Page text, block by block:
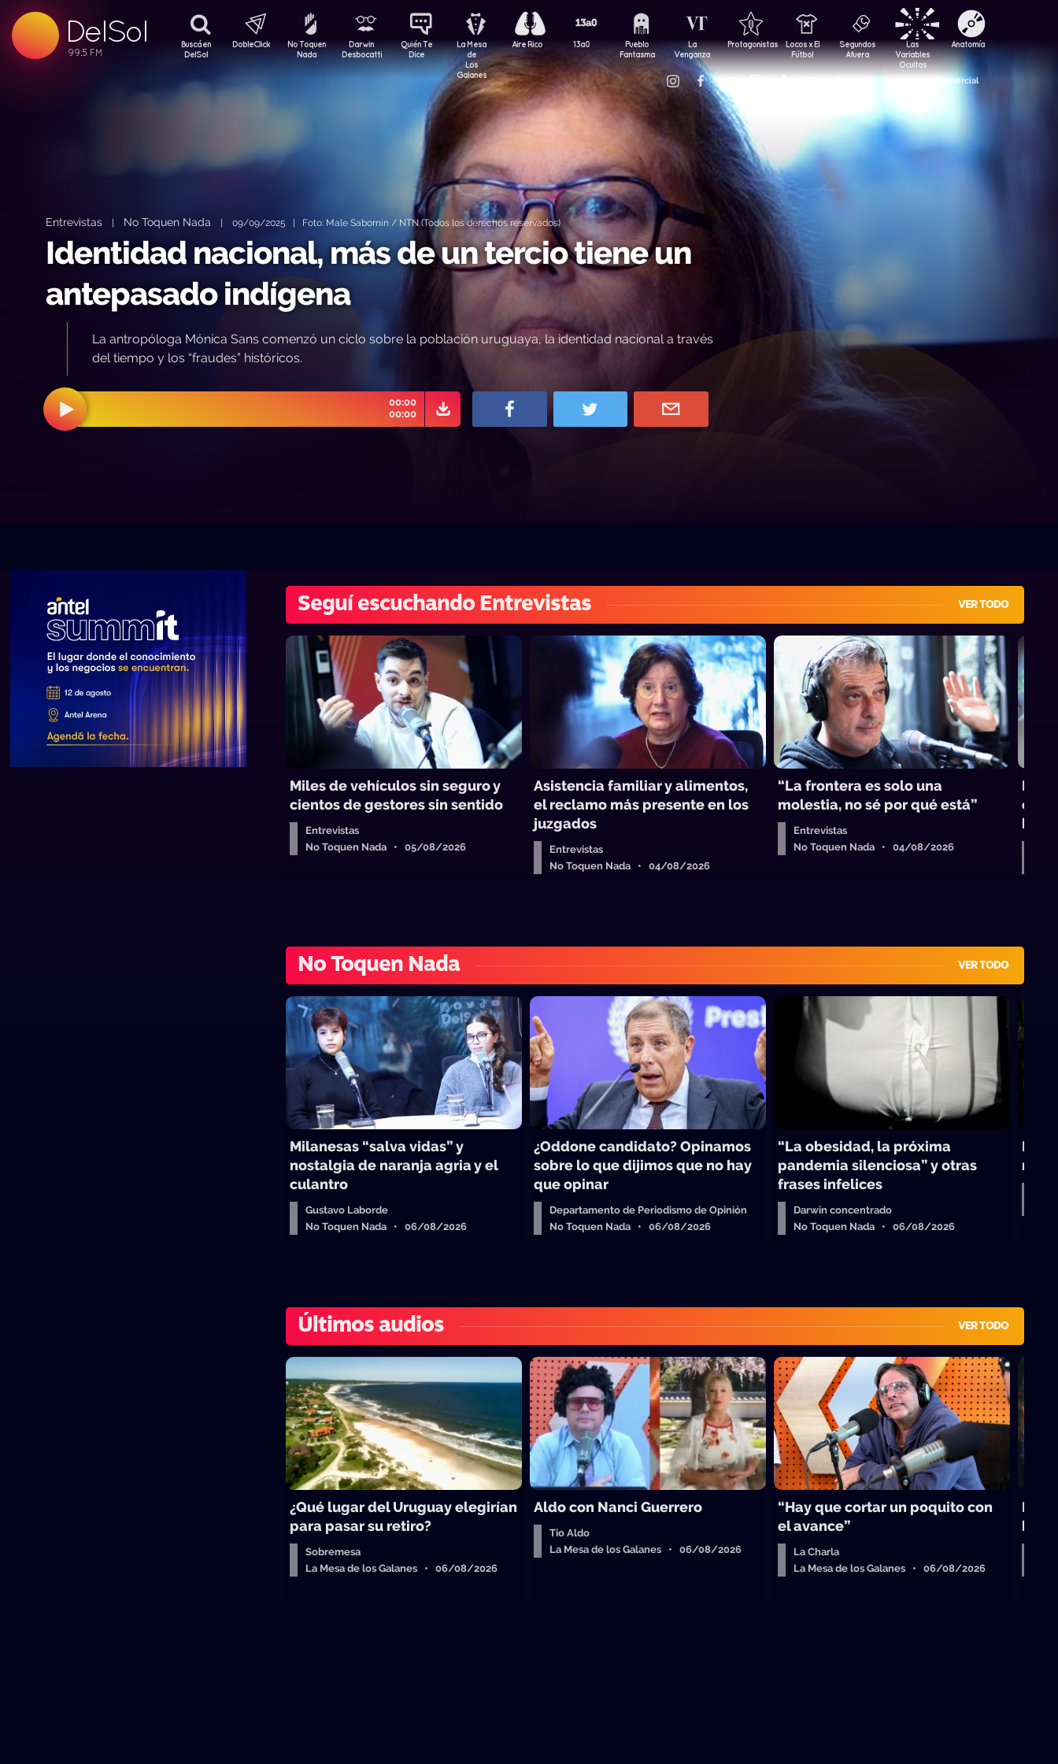
DelSol
99.5 FM
Buscá en
DelSol
DobleClick
No Toquen
Nada
Darwin
Desbocatti
Quién Te
Dice
La Mesa
de
Los
Galanes
Aire Rico 13a0
Pueblo
Fantasma
La
Venganza
Protagonistas
Locos x El
Fútbol
Segundos
Afuera
Las
Variables
Ocultas
Anatomía
Contacto Comercial
Entrevistas| No Toquen Nada | 09/09/2025 | Foto: Male Sabornín / NTN (Todos los derechos reservados)
Identidad nacional, más de un tercio tiene un
antepasado indígena
La antropóloga Mónica Sans comenzó un ciclo sobre la población uruguaya, la identidad nacional a través
del tiempo y los “fraudes” históricos.
00:00
00:00
Seguí escuchando Entrevistas VER TODO
Miles de vehículos sin seguro y
cientos de gestores sin sentido
Entrevistas
No Toquen Nada • 05/08/2026
Asistencia familiar y alimentos,
el reclamo más presente en los
juzgados
Entrevistas
No Toquen Nada • 04/08/2026
“La frontera es solo una
molestia, no sé por qué está”
Entrevistas
No Toquen Nada • 04/08/2026
El
No Toquen Nada VER TODO
Milanesas “salva vidas” y
nostalgia de naranja agria y el
culantro
Gustavo Laborde
No Toquen Nada • 06/08/2026
¿Oddone candidato? Opinamos
sobre lo que dijimos que no hay
que opinar
Departamento de Periodismo de Opinión
No Toquen Nada • 06/08/2026
“La obesidad, la próxima
pandemia silenciosa” y otras
frases infelices
Darwin concentrado
No Toquen Nada • 06/08/2026
Últimos audios VER TODO
¿Qué lugar del Uruguay elegirían
para pasar su retiro?
Sobremesa
La Mesa de los Galanes • 06/08/2026
Aldo con Nanci Guerrero
Tio Aldo
La Mesa de los Galanes • 06/08/2026
“Hay que cortar un poquito con
el avance”
La Charla
La Mesa de los Galanes • 06/08/2026